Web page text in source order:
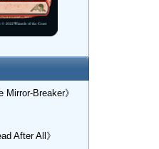
Breaker》
After All》